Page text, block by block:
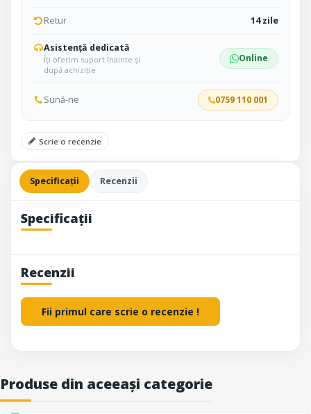
Retur 14 zile
Asistență dedicată
Îți oferim suport înainte și
după achiziție
Online
Sună-ne 0759 110 001
Scrie o recenzie
Specificații Recenzii
Specificații
Recenzii
Fii primul care scrie o recenzie !
Produse din aceeași categorie